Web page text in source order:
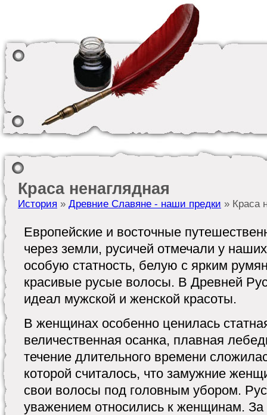
Краса ненаглядная
История » Древние Славяне - наши предки » Краса
Европейские и восточные
через земли, русичей отмечали у
особую статность, белую с ярким
красивые русые волосы. В Древней
идеал мужской и женской красоты.
В женщинах особенно ценилась
величественная осанка, плавная
течение длительного времени
которой считалось, что замужние
свои волосы под головным убором.
уважением относились к женщинам. За